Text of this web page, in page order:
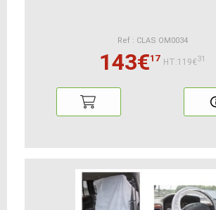
Ref : CLAS OM0034
143€17 HT:119€31